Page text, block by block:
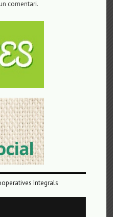
comentari.
Integrals